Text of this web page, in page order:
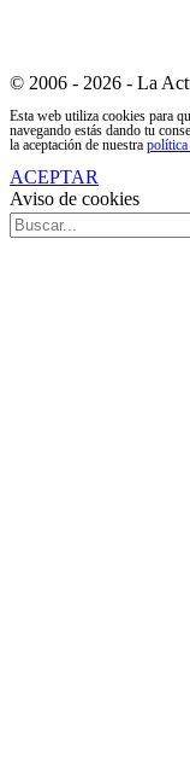
© 2006 - 2026 - La
Esta web utiliza cookies para
navegando estás dando tu
la aceptación de nuestra política
ACEPTAR
Aviso de cookies